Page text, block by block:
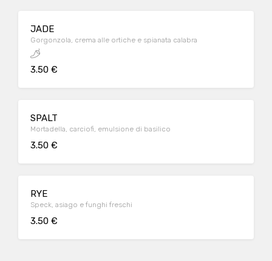
JADE
Gorgonzola, crema alle ortiche e spianata calabra
3.50 €
SPALT
Mortadella, carciofi, emulsione di basilico
3.50 €
RYE
Speck, asiago e funghi freschi
3.50 €